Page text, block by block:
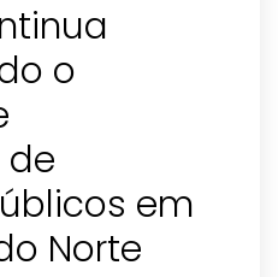
o
em
Norte